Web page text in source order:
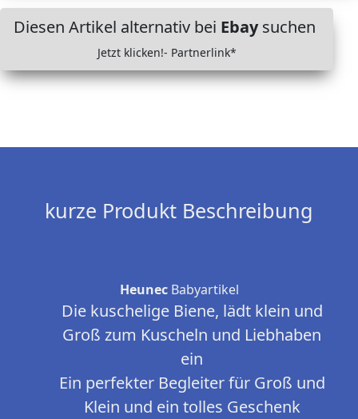
Diesen Artikel alternativ bei Ebaysuchen
Jetzt klicken!- Partnerlink*
kurze Produkt Beschreibung
HeunecBabyartikel
Die kuschelige Biene, lädt klein und
Groß zum Kuscheln und Liebhaben
ein
Ein perfekter Begleiter für Groß und
Klein und ein tolles Geschenk